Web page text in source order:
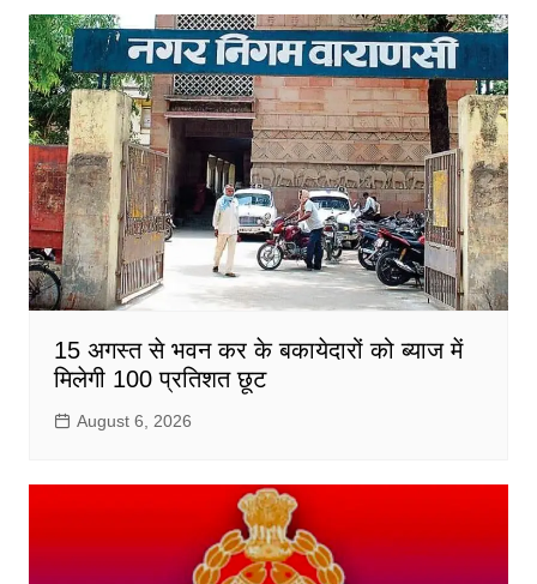
15 अगस्त से भवन कर के बकायेदारों को ब्याज में
मिलेगी 100 प्रतिशत छूट
August 6, 2026